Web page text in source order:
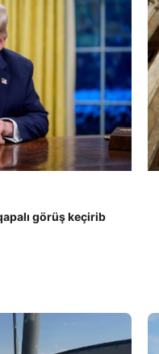
görüş keçirib